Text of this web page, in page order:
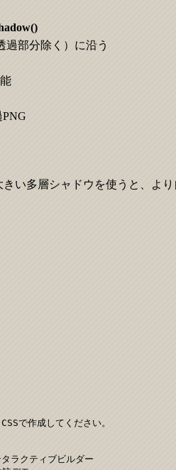
過部分除く）に沿う
い多層シャドウを使うと、よ
で作成してください。
クティブビルダー